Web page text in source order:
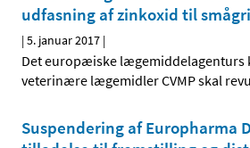
udfasning af zinkoxid til
|5. januar 2017 |
Det europæiske lægemiddelagenturs
veterinære lægemidler CVMP skal
Suspendering af Europharma